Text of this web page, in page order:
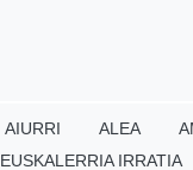
AIURRI ALEA
EUSKALERRIA IRRATIA